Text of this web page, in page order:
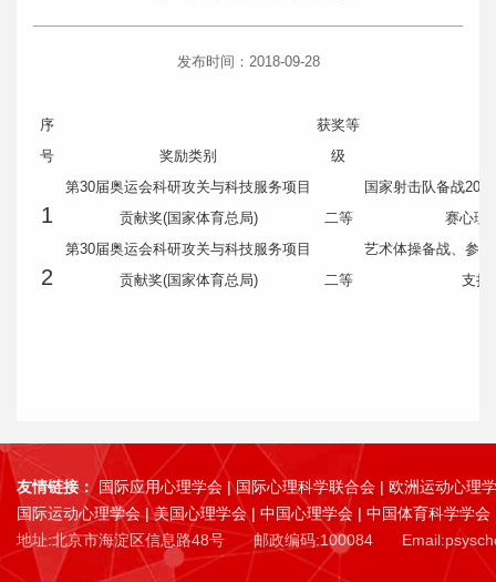
发布时间：2018-09-28
序
号
奖励类别
获奖等
级
1
第30届奥运会科研攻关与科技服务项目
贡献奖(国家体育总局)
二等
国家射击队备战
赛心理
2
第30届奥运会科研攻关与科技服务项目
贡献奖(国家体育总局)
二等
艺术体操备战、参
支持
友情链接：国际应用心理学会 |国际心理科学联合会 | 欧洲运动心理
国际运动心理学会|美国心理学会| 中国心理学会 | 中国体育科学学会
地址:北京市海淀区信息路48号
邮政编码:100084